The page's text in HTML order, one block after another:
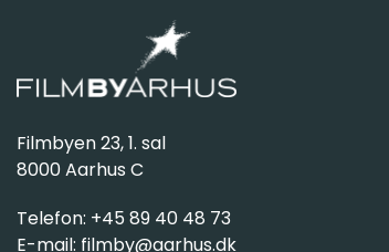
Filmbyen 23, 1. sal
8000 Aarhus C
Telefon: +45 89 40 48 73
E-mail: filmby@aarhus.dk